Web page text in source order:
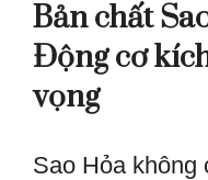
Bản chất
Động cơ
vọng
Sao Hỏa